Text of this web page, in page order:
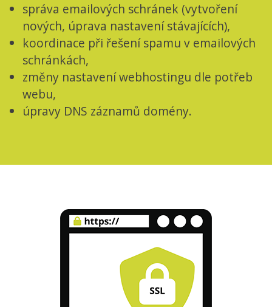
správa emailových schránek (vytvoření
nových, úprava nastavení stávajících),
koordinace při řešení spamu v emailových
schránkách,
změny nastavení webhostingu dle potřeb
webu,
úpravy DNS záznamů domény.